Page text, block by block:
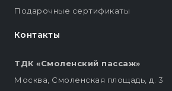
Контакты
ТДК «Смоленский пассаж»
Москва, Смоленская площадь, д. 3
Подарочные сертификаты